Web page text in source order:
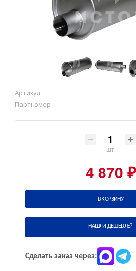
Артикул
Партномер
шт
4 870 ₽
В КОРЗИНУ
НАШЛИ ДЕШЕВЛЕ?
Сделать заказ через: